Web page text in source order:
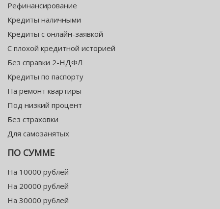
Рефинансирование
Кредиты наличными
Кредиты с онлайн-заявкой
С плохой кредитной историей
Без справки 2-НДФЛ
Кредиты по паспорту
На ремонт квартиры
Под низкий процент
Без страховки
Для самозанятых
ПО СУММЕ
На 10000 рублей
На 20000 рублей
На 30000 рублей